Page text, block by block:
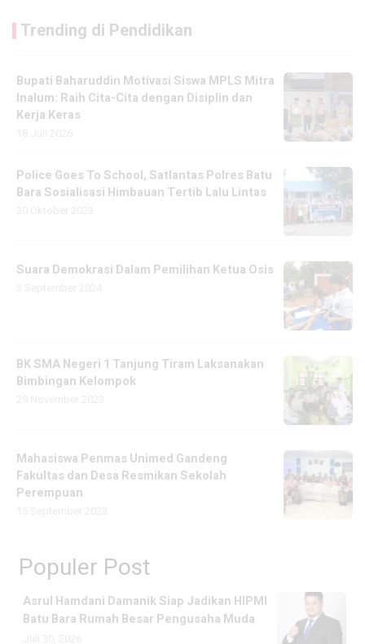
Trending di Pendidikan
Bupati Baharuddin Motivasi Siswa MPLS Mitra
Inalum: Raih Cita-Cita dengan Disiplin dan
Kerja Keras
Police Goes To School, Satlantas Polres Batu
Bara Sosialisasi Himbauan Tertib Lalu Lintas
Suara Demokrasi Dalam Pemilihan Ketua Osis
BK SMA Negeri 1 Tanjung Tiram Laksanakan
Bimbingan Kelompok
Mahasiswa Penmas Unimed Gandeng
Fakultas dan Desa Resmikan Sekolah
Perempuan
Populer Post
Asrul Hamdani Damanik Siap Jadikan HIPMI
Batu Bara Rumah Besar Pengusaha Muda